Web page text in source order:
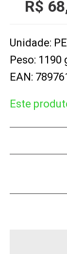
R$
Unidade:
Peso: 1190
EAN:
Este